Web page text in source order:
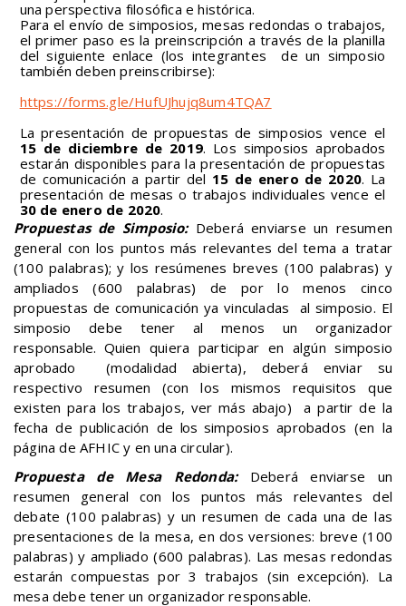
una perspectiva filosófica e histórica.
Para el envío de simposios, mesas redondas o trabajos,
el primer paso es la preinscripción a través de la planilla
del siguiente enlace (los integrantes de un simposio
también deben preinscribirse):
https://forms.gle/HufUJhujq8um4TQA7
La presentación de propuestas de simposios vence el
15 de diciembre de 2019. Los simposios aprobados
estarán disponibles para la presentación de propuestas
de comunicación a partir del 15 de enero de 2020. La
presentación de mesas o trabajos individuales vence el
30 de enero de 2020.
Propuestas de Simposio: Deberá enviarse un resumen
general con los puntos más relevantes del tema a tratar
(100 palabras); y los resúmenes breves (100 palabras) y
ampliados (600 palabras) de por lo menos cinco
propuestas de comunicación ya vinculadas al simposio. El
simposio debe tener al menos un organizador
responsable. Quien quiera participar en algún simposio
aprobado (modalidad abierta), deberá enviar su
respectivo resumen (con los mismos requisitos que
existen para los trabajos, ver más abajo) a partir de la
fecha de publicación de los simposios aprobados (en la
página de AFHIC y en una circular).
Propuesta de Mesa Redonda: Deberá enviarse un
resumen general con los puntos más relevantes del
debate (100 palabras) y un resumen de cada una de las
presentaciones de la mesa, en dos versiones: breve (100
palabras) y ampliado (600 palabras). Las mesas redondas
estarán compuestas por 3 trabajos (sin excepción). La
mesa debe tener un organizador responsable.